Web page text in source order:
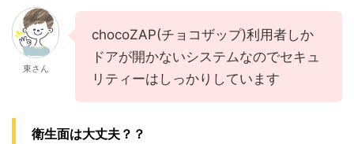
東さん
chocoZAP(チョコザップ)利用者しか
ドアが開かないシステムなのでセキュ
リティーはしっかりしています
衛生面は大丈夫？？